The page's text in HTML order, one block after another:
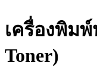
เครื่องพิม
Toner)